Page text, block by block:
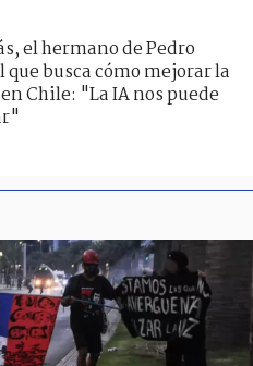
el hermano de Pedro
que busca cómo mejorar la
Chile: "La IA nos puede